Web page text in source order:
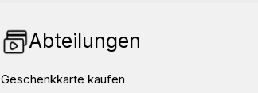
Abteilungen
Geschenkkarte kaufen